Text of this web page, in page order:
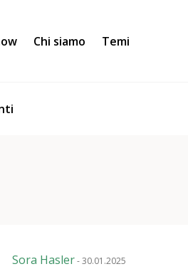
Chi siamo Temi
Sora Hasler- 30.01.2025